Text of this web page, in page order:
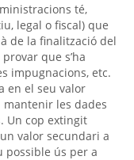
té,
legal o fiscal) que
de la finalització del
que s’ha
impugnacions, etc.
en el seu valor
les dades
Un cop extingit
valor secundari a
possible ús per a